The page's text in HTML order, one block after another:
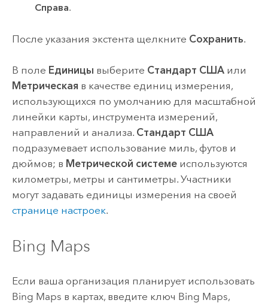
Справа.
После указания экстента щелкните Сохранить.
В поле Единицы выберите Стандарт СШАили
Метрическая в качестве единиц измерения,
использующихся по умолчанию для масштабной
линейки карты, инструмента измерений,
направлений и анализа. Стандарт США
подразумевает использование миль, футов и
дюймов; в Метрической системеиспользуются
километры, метры и сантиметры. Участники
могут задавать единицы измерения на своей
странице настроек.
Bing Maps
Если ваша организация планирует использовать
Bing Maps в картах, введите ключ Bing Maps,